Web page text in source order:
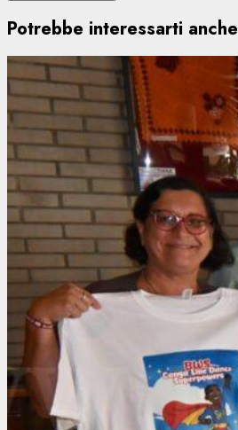
Potrebbe interessarti anche